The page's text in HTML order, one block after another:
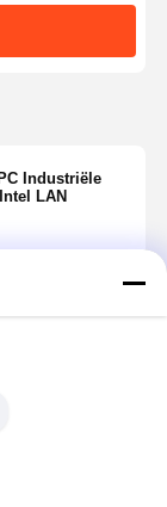
Industriële
LAN